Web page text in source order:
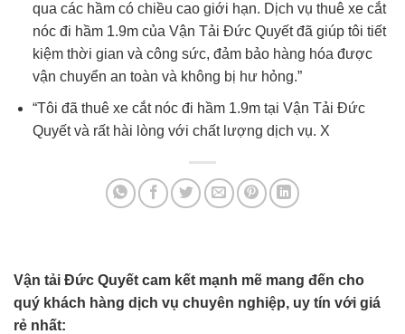
qua các hầm có chiều cao giới hạn. Dịch vụ thuê xe cắt
nóc đi hầm 1.9m của Vận Tải Đức Quyết đã giúp tôi tiết
kiệm thời gian và công sức, đảm bảo hàng hóa được
vận chuyển an toàn và không bị hư hỏng.”
“Tôi đã thuê xe cắt nóc đi hầm 1.9m tại Vận Tải Đức
Quyết và rất hài lòng với chất lượng dịch vụ. X
Vận tải Đức Quyết cam kết mạnh mẽ mang đến cho
quý khách hàng dịch vụ chuyên nghiệp, uy tín với giá
rẻ nhất: